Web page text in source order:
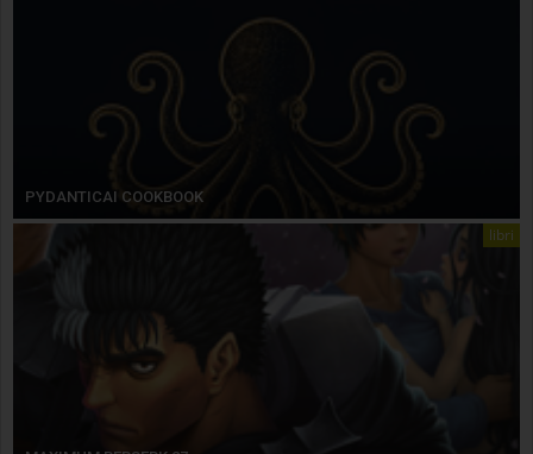
PYDANTICAI COOKBOOK
libri